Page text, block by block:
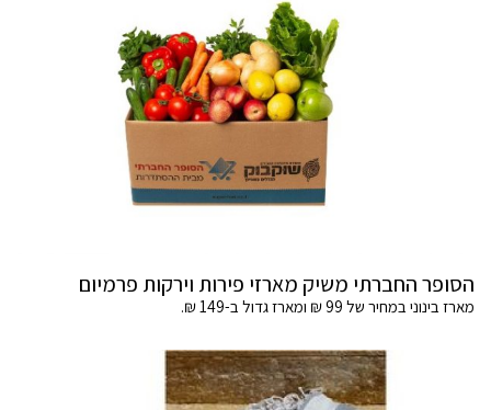
הסופר החברתי משיק מארזי פירות וירקות פרמיום
מארז בינוני במחיר של 99 ₪ ומארז גדול ב-149 ₪.